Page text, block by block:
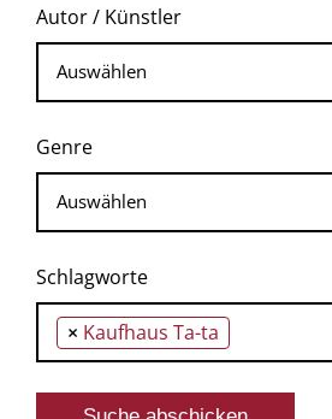
Autor / Künstler
Genre
Schlagworte
× Kaufhaus Ta-ta